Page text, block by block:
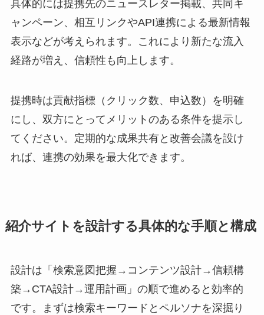
具体的には提携先のニュースレター掲載、共同キ
ャンペーン、相互リンクやAPI連携による最新情報
表示などが考えられます。これにより新たな流入
経路が増え、信頼性も向上します。
提携時は貢献指標（クリック数、申込数）を明確
にし、双方にとってメリットのある条件を提示し
てください。定期的な成果共有と改善会議を設け
れば、連携の効果を最大化できます。
紹介サイトを設計する具体的な手順と構成
設計は「検索意図把握→コンテンツ設計→信頼構
築→CTA設計→運用計画」の順で進めると効率的
です。まずは検索キーワードとペルソナを深掘り